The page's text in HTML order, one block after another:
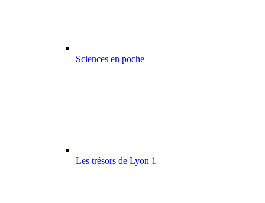
Sciences en poche
Les trésors de Lyon 1